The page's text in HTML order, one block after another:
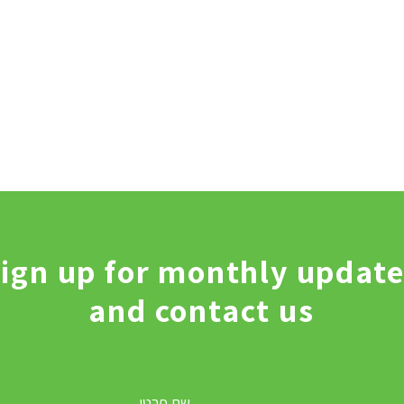
up for monthly
and contact us